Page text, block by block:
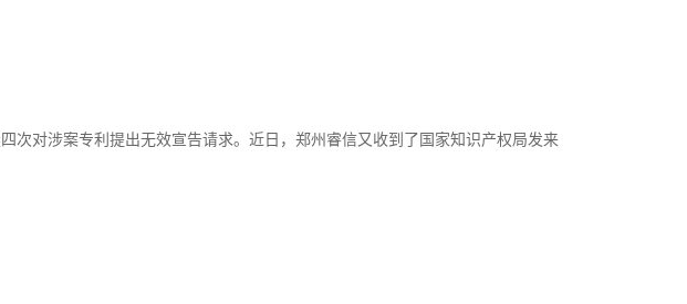
对涉案专利提出无效宣告请求。近日，郑州睿信又收到了国家知识产权局发来